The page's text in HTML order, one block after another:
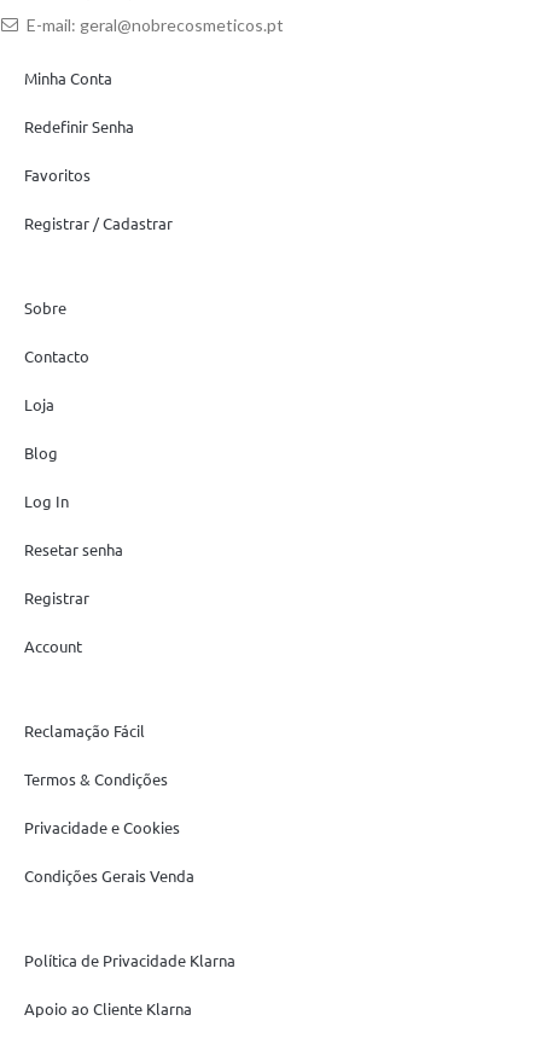
E-mail: geral@nobrecosmeticos.pt
Minha Conta
Redefinir Senha
Favoritos
Registrar / Cadastrar
Sobre
Contacto
Loja
Blog
Log In
Resetar senha
Registrar
Account
Reclamação Fácil
Termos & Condições
Privacidade e Cookies
Condições Gerais Venda
Política de Privacidade Klarna
Apoio ao Cliente Klarna